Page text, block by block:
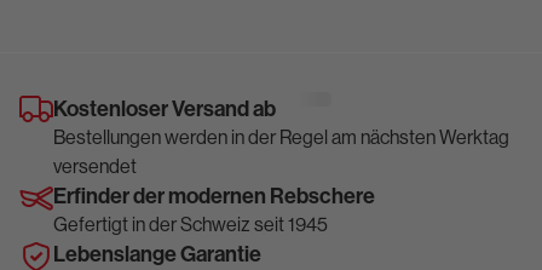
Kostenloser Versand ab
Bestellungen werden in der Regel am nächsten Werktag
versendet
Erfinder der modernen Rebschere
Gefertigt in der Schweiz seit 1945
Lebenslange Garantie